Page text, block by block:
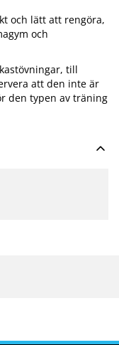
och lätt att rengöra,
och
till
att den inte är
den typen av träning